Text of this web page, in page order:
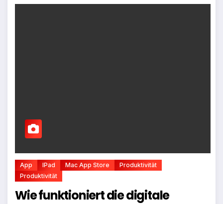
App IPad Mac App Store
Produktivität
Produktivität
Wie funktioniert die digitale